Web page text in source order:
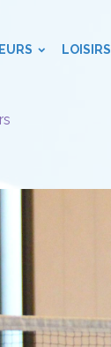
LOISIRS